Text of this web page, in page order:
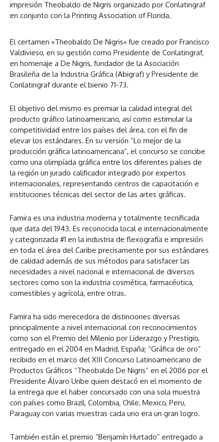
impresión Theobaldo de Nigris organizado por Conlatingraf
en conjunto con la Printing Association of Florida.
El certamen «Theobaldo De Nigris» fue creado por Francisco
Valdivieso, en su gestión como Presidente de Conlatingraf,
en homenaje a De Nigris, fundador de la Asociación
Brasileña de la Industria Gráfica (Abigraf) y Presidente de
Conlatingraf durante el bienio 71-73.
El objetivo del mismo es premiar la calidad integral del
producto gráfico latinoamericano, así como estimular la
competitividad entre los países del área, con el fin de
elevar los estándares. En su versión “Lo mejor de la
producción gráfica latinoamericana”, el concurso se concibe
como una olimpíada gráfica entre los diferentes países de
la región un jurado calificador integrado por expertos
internacionales, representando centros de capacitación e
instituciones técnicas del sector de las artes gráficas.
Famira es una industria moderna y totalmente tecnificada
que data del 1943. Es reconocida local e internacionalmente
y categorizada #1 en la industria de flexografía e impresión
en toda el área del Caribe precisamente por sus estándares
de calidad además de sus métodos para satisfacer las
necesidades a nivel nacional e internacional de diversos
sectores como son la industria cosmética, farmacéutica,
comestibles y agrícola, entre otras.
Famira ha sido merecedora de distinciones diversas
principalmente a nivel internacional con reconocimientos
como son el Premio del Milenio por Liderazgo y Prestigio,
entregado en el 2004 en Madrid, España; “Gráfica de oro”
recibido en el marco del XIII Concurso Latinoamericano de
Productos Gráficos “Theobaldo De Nigris” en el 2006 por el
Presidente Álvaro Uribe quien destacó en el momento de
la entrega que el haber concursado con una sola muestra
con países como Brazil, Colombia, Chile, Mexico, Peru,
Paraguay con varias muestras cada uno era un gran logro.
También están el premio “Benjamín Hurtado” entregado a